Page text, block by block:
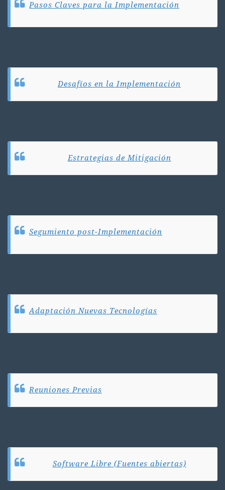
Pasos Claves para la Implementación
Desafíos en la Implementación
Estrategias de Mitigación
Segumiento post-Implementación
Adaptación Nuevas Tecnologías
Reuniones Previas
Software Libre (Fuentes abiertas)